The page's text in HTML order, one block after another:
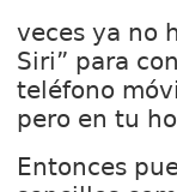
veces ya no
Siri” para
teléfono
pero en tu
Entonces